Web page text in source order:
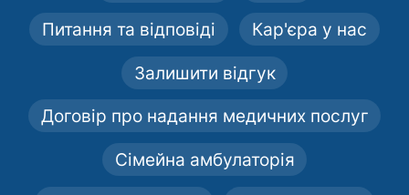
Питання та відповіді Кар'єра у нас
Залишити відгук
Договір про надання медичних послуг
Сімейна амбулаторія